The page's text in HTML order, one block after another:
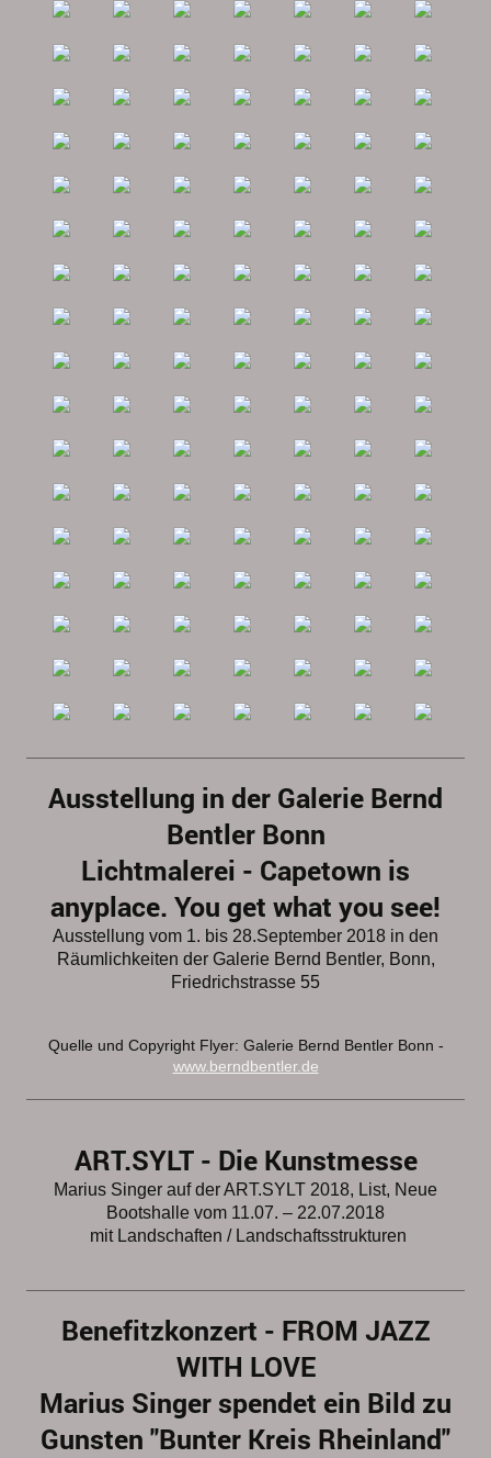
Ausstellung in der Galerie Bernd
Bentler Bonn
Lichtmalerei - Capetown is
anyplace. You get what you see!
Ausstellung vom 1. bis 28.September 2018 in den
Räumlichkeiten der Galerie Bernd Bentler, Bonn,
Friedrichstrasse 55
Quelle und Copyright Flyer: Galerie Bernd Bentler Bonn -
www.berndbentler.de
ART.SYLT - Die Kunstmesse
Marius Singer auf der ART.SYLT 2018, List, Neue
Bootshalle vom 11.07. – 22.07.2018
mit Landschaften / Landschaftsstrukturen
Benefitzkonzert - FROM JAZZ
WITH LOVE
Marius Singer spendet ein Bild zu
Gunsten "Bunter Kreis Rheinland"